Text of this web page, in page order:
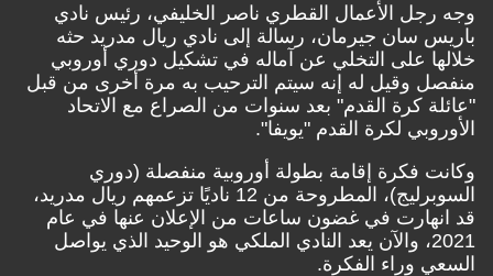
وجه رجل الأعمال القطري ناصر الخليفي، رئيس نادي
باريس سان جيرمان، رسالة إلى نادي ريال مدريد حثه
خلالها على التخلي عن آماله في تشكيل دوري أوروبي
منفصل وقيل له إنه سيتم الترحيب به مرة أخرى من قبل
"عائلة كرة القدم" بعد سنوات من الصراع مع الاتحاد
الأوروبي لكرة القدم "يويفا".
وكانت فكرة إقامة بطولة أوروبية منفصلة (دوري
السوبرليج)، المطروحة من 12 ناديًا تزعمهم ريال مدريد،
قد انهارت في غضون ساعات من الإعلان عنها في عام
2021، والآن يعد النادي الملكي هو الوحيد الذي يواصل
السعي وراء الفكرة.